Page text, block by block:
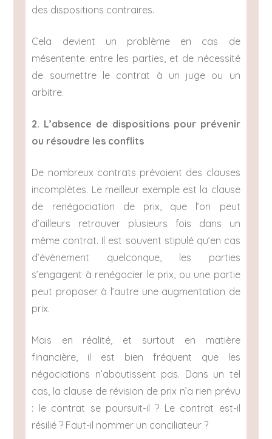
des dispositions contraires.
Cela devient un problème en cas de
mésentente entre les parties, et de nécessité
de soumettre le contrat à un juge ou un
arbitre.
2. L’absence de dispositions pour prévenir
ou résoudre les conflits
De nombreux contrats prévoient des clauses
incomplètes. Le meilleur exemple est la clause
de renégociation de prix, que l’on peut
d’ailleurs retrouver plusieurs fois dans un
même contrat. Il est souvent stipulé qu’en cas
d’évènement quelconque, les parties
s’engagent à renégocier le prix, ou une partie
peut proposer à l’autre une augmentation de
prix.
Mais en réalité, et surtout en matière
financière, il est bien fréquent que les
négociations n’aboutissent pas. Dans un tel
cas, la clause de révision de prix n’a rien prévu
: le contrat se poursuit-il ? Le contrat est-il
résilié ? Faut-il nommer un conciliateur ?